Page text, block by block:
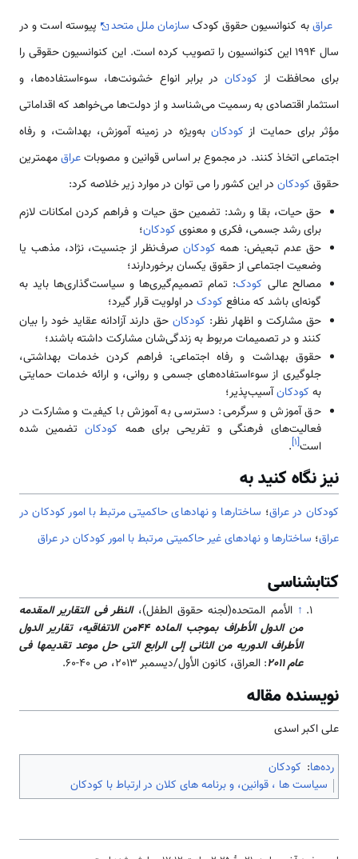
عراقبه کنوانسیون حقوق کودک سازمان ملل متحد
پیوسته است و در
سال 1994 این کنوانسیون را تصویب کرده است. این کنوانسیون حقوقی را
برای محافظت از کودکاندر برابر انواع خشونت‌ها، سوءاستفاده‌ها، و
استثمار اقتصادی به رسمیت می‌شناسد و از دولت‌ها می‌خواهد که اقداماتی
مؤثر برای حمایت از کودکان به‌ویژه در زمینه آموزش، بهداشت، و رفاه
اجتماعی اتخاذ کنند. در مجموع بر اساس قوانین و مصوباتعراقمهمترین
حقوق کودکان در این کشور را می توان در موارد زیر خلاصه کرد:
حق حیات، بقا و رشد: تضمین حق حیات و فراهم کردن امکانات لازم
برای رشد جسمی، فکری و معنوی کودکان؛
حق عدم تبعیض: همه کودکان صرف‌نظر از جنسیت، نژاد، مذهب یا
وضعیت اجتماعی از حقوق یکسان برخوردارند؛
مصالح عالی کودک: تمام تصمیم‌گیری‌ها و سیاست‌گذاری‌ها باید به
گونه‌ای باشد که منافع کودک در اولویت قرار گیرد؛
حق مشارکت و اظهار نظر: کودکان حق دارند آزادانه عقاید خود را بیان
کنند و در تصمیمات مربوط به زندگی‌شان مشارکت داشته باشند؛
حقوق بهداشت و رفاه اجتماعی: فراهم کردن خدمات بهداشتی،
جلوگیری از سوءاستفاده‌های جسمی و روانی، و ارائه خدمات حمایتی
به کودکانآسیب‌پذیر؛
حق آموزش و سرگرمی: دسترسی به آموزش با کیفیت و مشارکت در
فعالیت‌های فرهنگی و تفریحی برای همه کودکانتضمین شده
است[۱]
.
نیز نگاه کنید به
کودکان در عراق؛ ساختارها و نهادهای حاکمیتی مرتبط با امور کودکان در
عراق؛ ساختارها و نهادهای غیر حاکمیتی مرتبط با امور کودکان در عراق
کتابشناسی
↑ الأمم المتحده(لجنه حقوق الطفل)،النظر فی التقارير المقدمه
من الدول الأطراف بموجب الماده ٤٤من الاتفاقيه، تقارير الدول
الأطراف الدوريه من الثانی إلى الرابع التی حل موعد تقديمها فی
عام 2011
: العراق، كانون الأول/ديسمبر 2013، ص 40-60.
نویسنده مقاله
علی اکبر اسدی
رده‌ها: کودکان
سیاست ها ، قوانین، و برنامه های کلان در ارتباط با کودکان